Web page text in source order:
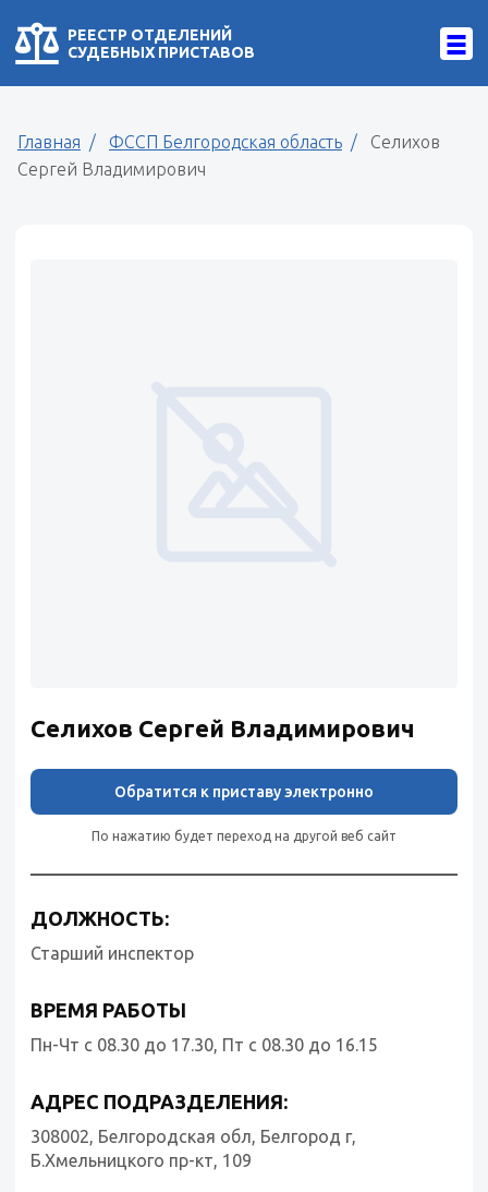
РЕЕСТР ОТДЕЛЕНИЙ
СУДЕБНЫХ ПРИСТАВОВ
Главная ФССП Белгородская область
Селихов
Сергей Владимирович
Селихов Сергей Владимирович
Обратится к приставу электронно
По нажатию будет переход на другой веб сайт
ДОЛЖНОСТЬ:
Старший инспектор
ВРЕМЯ РАБОТЫ
Пн-Чт с 08.30 до 17.30, Пт с 08.30 до 16.15
АДРЕС ПОДРАЗДЕЛЕНИЯ:
308002, Белгородская обл, Белгород г,
Б.Хмельницкого пр-кт, 109